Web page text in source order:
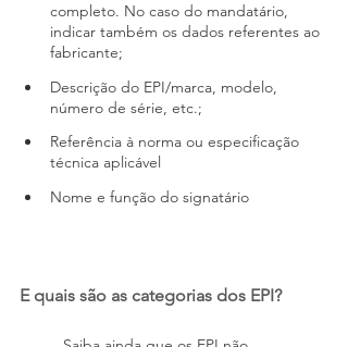
completo. No caso do mandatário,
indicar também os dados referentes ao
fabricante;
Descrição do EPI/marca, modelo,
número de série, etc.;
Referência à norma ou especificação
técnica aplicável
Nome e função do signatário
E quais são as categorias dos EPI?